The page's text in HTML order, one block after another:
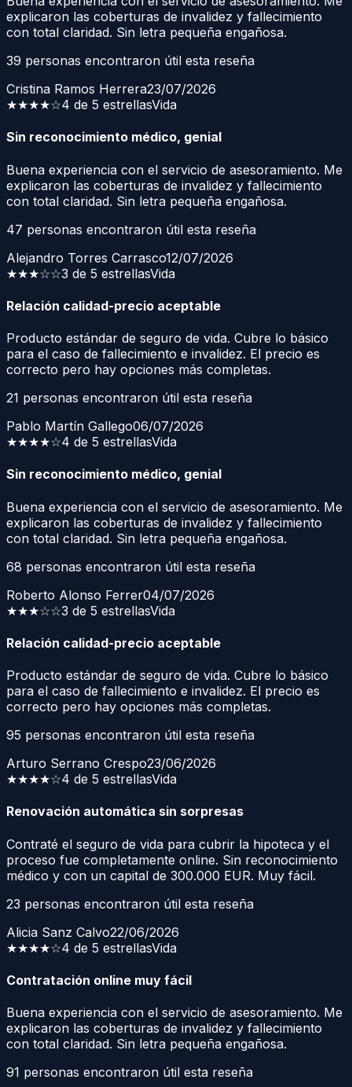
explicaron las coberturas de invalidez y fallecimiento
con total claridad. Sin letra pequeña engañosa.
39 personas encontraron útil esta reseña
Cristina Ramos Herrera23/07/2026
★★★★☆4 de 5 estrellasVida
Sin reconocimiento médico, genial
Buena experiencia con el servicio de asesoramiento. Me
explicaron las coberturas de invalidez y fallecimiento
con total claridad. Sin letra pequeña engañosa.
47 personas encontraron útil esta reseña
Alejandro Torres Carrasco12/07/2026
★★★☆☆3 de 5 estrellasVida
Relación calidad-precio aceptable
Producto estándar de seguro de vida. Cubre lo básico
para el caso de fallecimiento e invalidez. El precio es
correcto pero hay opciones más completas.
21 personas encontraron útil esta reseña
Pablo Martín Gallego06/07/2026
★★★★☆4 de 5 estrellasVida
Sin reconocimiento médico, genial
Buena experiencia con el servicio de asesoramiento. Me
explicaron las coberturas de invalidez y fallecimiento
con total claridad. Sin letra pequeña engañosa.
68 personas encontraron útil esta reseña
Roberto Alonso Ferrer04/07/2026
★★★☆☆3 de 5 estrellasVida
Relación calidad-precio aceptable
Producto estándar de seguro de vida. Cubre lo básico
para el caso de fallecimiento e invalidez. El precio es
correcto pero hay opciones más completas.
95 personas encontraron útil esta reseña
Arturo Serrano Crespo23/06/2026
★★★★☆4 de 5 estrellasVida
Renovación automática sin sorpresas
Contraté el seguro de vida para cubrir la hipoteca y el
proceso fue completamente online. Sin reconocimiento
médico y con un capital de 300.000 EUR. Muy fácil.
23 personas encontraron útil esta reseña
Alicia Sanz Calvo22/06/2026
★★★★☆4 de 5 estrellasVida
Contratación online muy fácil
Buena experiencia con el servicio de asesoramiento. Me
explicaron las coberturas de invalidez y fallecimiento
con total claridad. Sin letra pequeña engañosa.
91 personas encontraron útil esta reseña